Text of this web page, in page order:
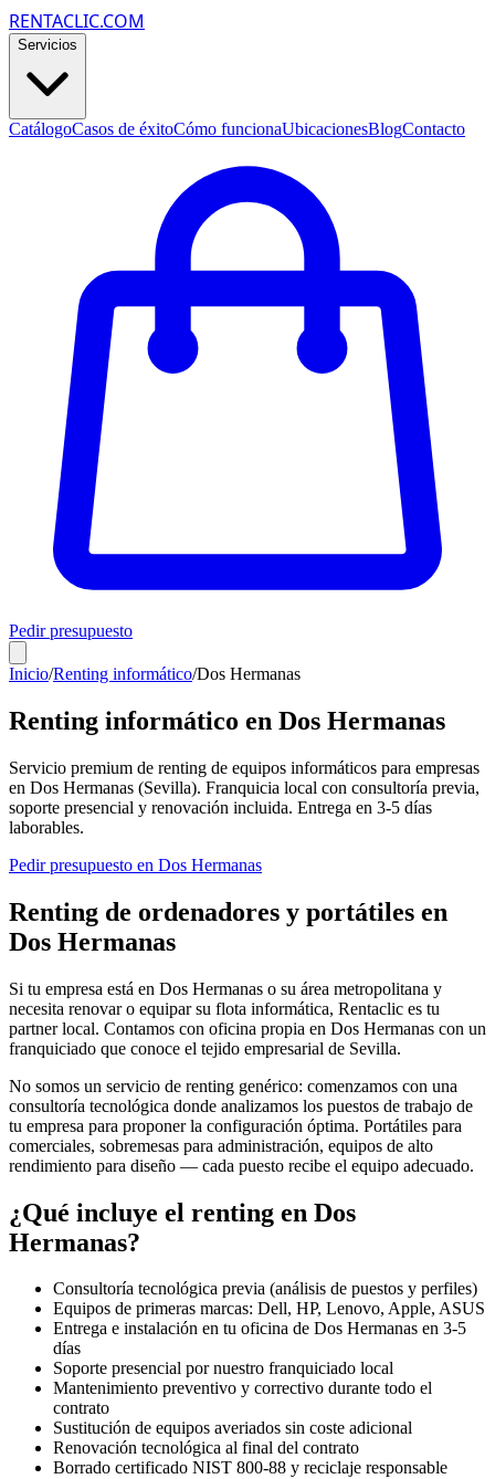
RENTACLIC.COM
Servicios
CatálogoCasos de éxitoCómo funcionaUbicacionesBlogContacto
Pedir presupuesto
Inicio/Renting informático/Dos Hermanas
Renting informático en Dos Hermanas
Servicio premium de renting de equipos informáticos para empresas
en Dos Hermanas (Sevilla). Franquicia local con consultoría previa,
soporte presencial y renovación incluida. Entrega en 3-5 días
laborables.
Pedir presupuesto en Dos Hermanas
Renting de ordenadores y portátiles en
Dos Hermanas
Si tu empresa está en Dos Hermanas o su área metropolitana y
necesita renovar o equipar su flota informática, Rentaclic es tu
partner local. Contamos con oficina propia en Dos Hermanas con un
franquiciado que conoce el tejido empresarial de Sevilla.
No somos un servicio de renting genérico: comenzamos con una
consultoría tecnológica donde analizamos los puestos de trabajo de
tu empresa para proponer la configuración óptima. Portátiles para
comerciales, sobremesas para administración, equipos de alto
rendimiento para diseño — cada puesto recibe el equipo adecuado.
¿Qué incluye el renting en Dos
Hermanas?
Consultoría tecnológica previa (análisis de puestos y perfiles)
Equipos de primeras marcas: Dell, HP, Lenovo, Apple, ASUS
Entrega e instalación en tu oficina de Dos Hermanas en 3-5
días
Soporte presencial por nuestro franquiciado local
Mantenimiento preventivo y correctivo durante todo el
contrato
Sustitución de equipos averiados sin coste adicional
Renovación tecnológica al final del contrato
Borrado certificado NIST 800-88 y reciclaje responsable